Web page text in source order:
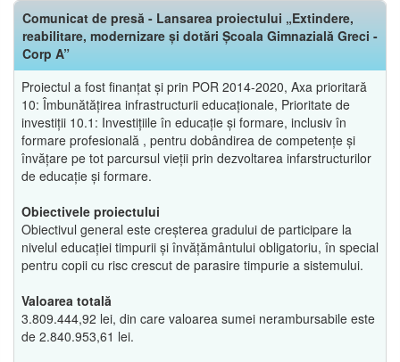
Comunicat de presă - Lansarea proiectului „Extindere,
reabilitare, modernizare și dotări Școala Gimnazială Greci -
Corp A”
Proiectul a fost finanțat și prin POR 2014-2020, Axa prioritară
10: Îmbunătățirea infrastructurii educaționale, Prioritate de
investiții 10.1: Investițiile în educație și formare, inclusiv în
formare profesională , pentru dobândirea de competențe și
învățare pe tot parcursul vieții prin dezvoltarea infarstructurilor
de educație și formare.
Obiectivele proiectului
Obiectivul general este creșterea gradului de participare la
nivelul educației timpurii și învățământului obligatoriu, în special
pentru copii cu risc crescut de parasire timpurie a sistemului.
Valoarea totală
3.809.444,92 lei, din care valoarea sumei nerambursabile este
de 2.840.953,61 lei.